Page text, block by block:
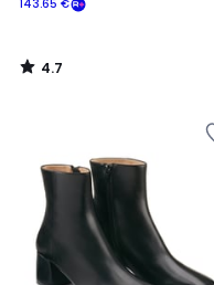
Schrijf
in
voor
plaats
daarvan
betalen
143.65
143.65 €
4.7
/